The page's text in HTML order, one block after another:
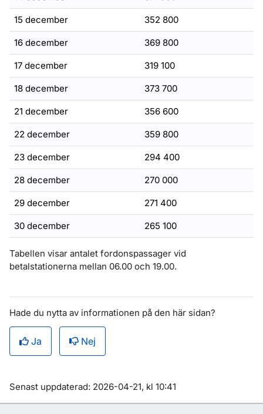
15 december 352 800
16 december 369 800
17 december 319 100
18 december 373 700
21 december 356 600
22 december 359 800
23 december 294 400
28 december 270 000
29 december 271 400
30 december 265 100
Tabellen visar antalet fordonspassager vid
betalstationerna mellan 06.00 och 19.00.
Hade du nytta av informationen på den här sidan?
Ja Nej
Om sidan
Senast uppdaterad: 2026-04-21, kl 10:41